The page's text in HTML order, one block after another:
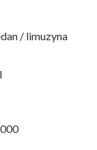
/ limuzyna